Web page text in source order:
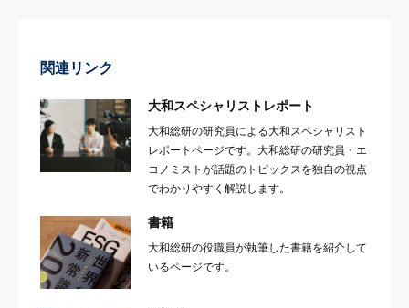
関連リンク
大和スペシャリストレポート
大和総研の研究員による大和スペシャリスト
レポートページです。大和総研の研究員・エ
コノミストが話題のトピックスを独自の視点
でわかりやすく解説します。
書籍
大和総研の役職員が執筆した書籍を紹介して
いるページです。